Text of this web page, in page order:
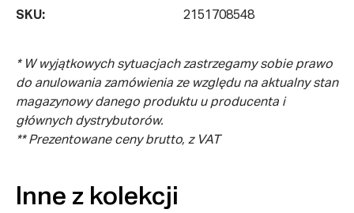
SKU: 2151708548
* W wyjątkowych sytuacjach zastrzegamy sobie prawo
do anulowania zamówienia ze względu na aktualny stan
magazynowy danego produktu u producenta i
głównych dystrybutorów.
** Prezentowane ceny brutto, z VAT
Inne z kolekcji